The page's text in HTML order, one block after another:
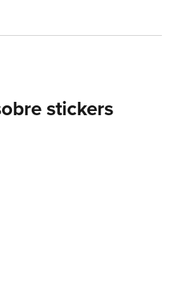
stickers